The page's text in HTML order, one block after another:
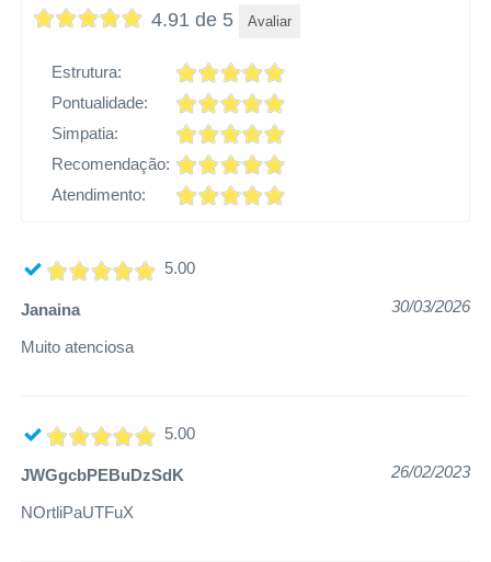
4.91 de 5 Avaliar
Estrutura:
Pontualidade:
Simpatia:
Recomendação:
Atendimento:
5.00
Janaina 30/03/2026
Muito atenciosa
5.00
JWGgcbPEBuDzSdK 26/02/2023
NOrtliPaUTFuX